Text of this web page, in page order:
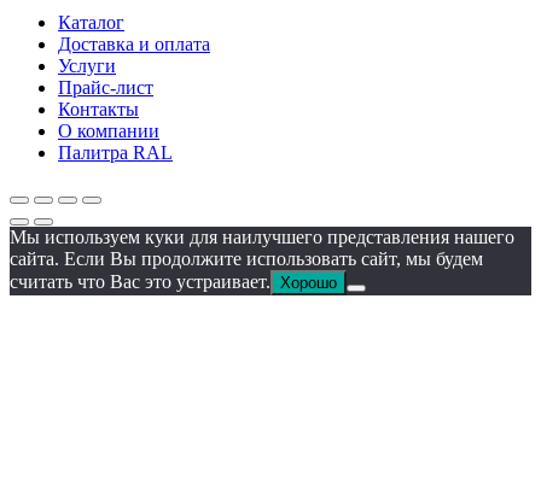
Каталог
Доставка и оплата
Услуги
Прайс-лист
Контакты
О компании
Палитра RAL
Мы используем куки для наилучшего представления нашего
сайта. Если Вы продолжите использовать сайт, мы будем
считать что Вас это устраивает. Хорошо